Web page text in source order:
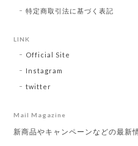
特定商取引法に基づく表記
LINK
Official Site
Instagram
twitter
Mail Magazine
新商品やキャンペーンなどの最新